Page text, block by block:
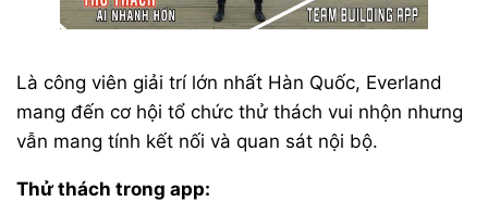
Là công viên giải trí lớn nhất Hàn Quốc, Everland
mang đến cơ hội tổ chức thử thách vui nhộn nhưng
vẫn mang tính kết nối và quan sát nội bộ.
Thử thách trong app: